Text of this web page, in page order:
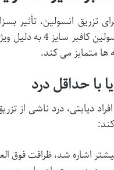
انسولین، تأثیر
درمان دارد. سر
ها متمایز می کند.
اشاره شد، ظرافت فوق